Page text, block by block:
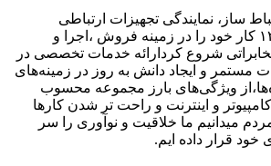
ساز، نمایندگی تجهیزات ارتباطی
پاناسونیک از سال ۱۳۸۵ کار خود را در زمینه فروش ،اجرا و
شروع کردارائه خدمات تخصصی در
مستمر و ایجاد دانش به‌ روز در زمینه‌های
ویژگی‌های بارز مجموعه محسوب
و اینترنت و راحت تر شدن کارها
میدانیم ما خلاقیت و نوآوری را سر
خود قرار داده ایم.